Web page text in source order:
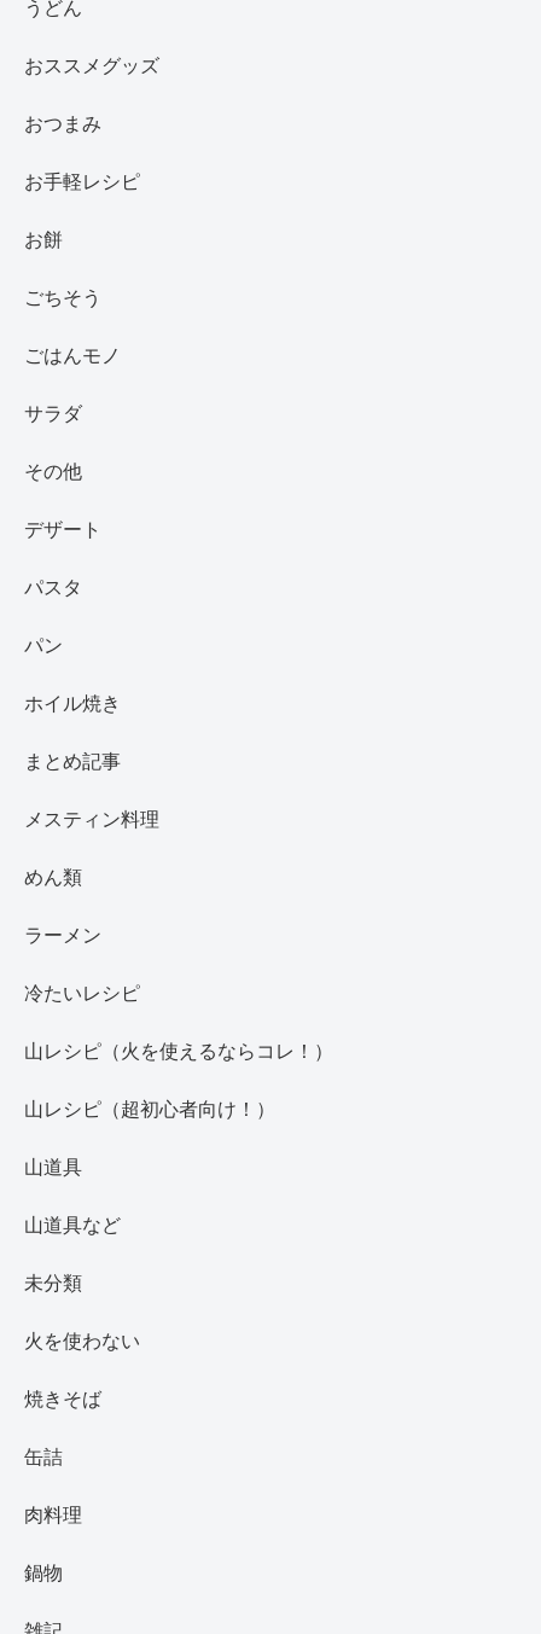
うどん
おススメグッズ
おつまみ
お手軽レシピ
お餅
ごちそう
ごはんモノ
サラダ
その他
デザート
パスタ
パン
ホイル焼き
まとめ記事
メスティン料理
めん類
ラーメン
冷たいレシピ
山レシピ（火を使えるならコレ！）
山レシピ（超初心者向け！）
山道具
山道具など
未分類
火を使わない
焼きそば
缶詰
肉料理
鍋物